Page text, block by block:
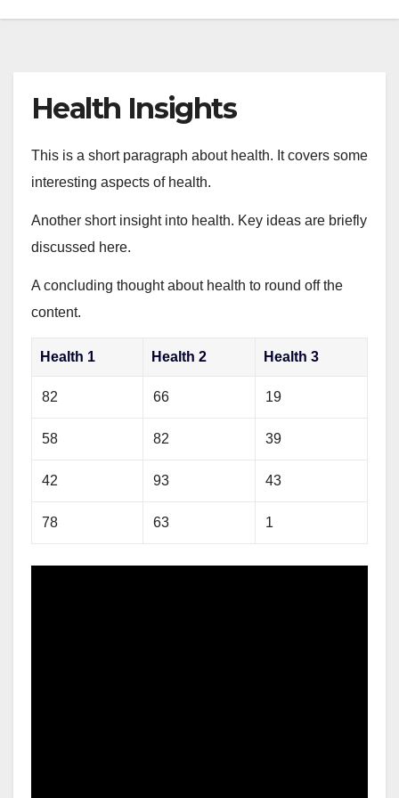
Health Insights
This is a short paragraph about health. It covers some
interesting aspects of health.
Another short insight into health. Key ideas are briefly
discussed here.
A concluding thought about health to round off the
content.
Health 1 Health 2 Health 3
82 66 19
58 82 39
42 93 43
78 63 1